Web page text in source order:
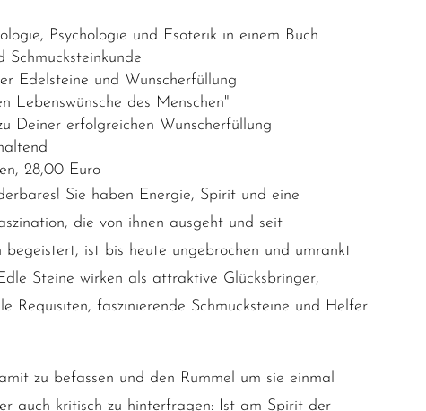
Psychologie und Esoterik in einem Buch
Schmucksteinkunde
Edelsteine und Wunscherfüllung
Lebenswünsche des Menschen"
Deiner erfolgreichen Wunscherfüllung
28,00 Euro
Sie haben Energie, Spirit und eine
die von ihnen ausgeht und seit
begeistert, ist bis heute ungebrochen und umrankt
Steine wirken als attraktive Glücksbringer,
Requisiten, faszinierende Schmucksteine und Helfer
zu befassen und den Rummel um sie einmal
auch kritisch zu hinterfragen: Ist am Spirit der